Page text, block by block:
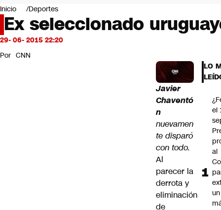
Mundo
Negocios
Deportes
Programas completos
Servicios
Inicio Deportes
Ex seleccionado
29- 06- 2015 22:20
Por CNN
Javier
Chaventó
n
nuevamen
te disparó
con todo.
Al
parecer la
derrota y
eliminación
de
LO
el
al